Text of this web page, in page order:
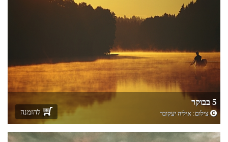
5 בבוקר
צילום: איליה יעקובר להזמנה